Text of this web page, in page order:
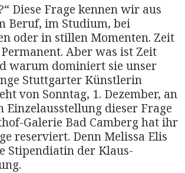
Diese Frage kennen wir aus
Beruf, im Studium, bei
oder in stillen Momenten. Zeit
Aber was ist Zeit
warum dominiert sie unser
Stuttgarter Künstlerin
von Sonntag, 1. Dezember, an
Einzelausstellung dieser Frage
Galerie Bad Camberg hat ihr
reserviert. Denn Melissa Elis
Stipendiatin der Klaus-